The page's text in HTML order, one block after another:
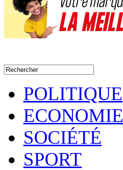
POLITIQUE
ECONOMIE
SOCIÉTÉ
SPORT